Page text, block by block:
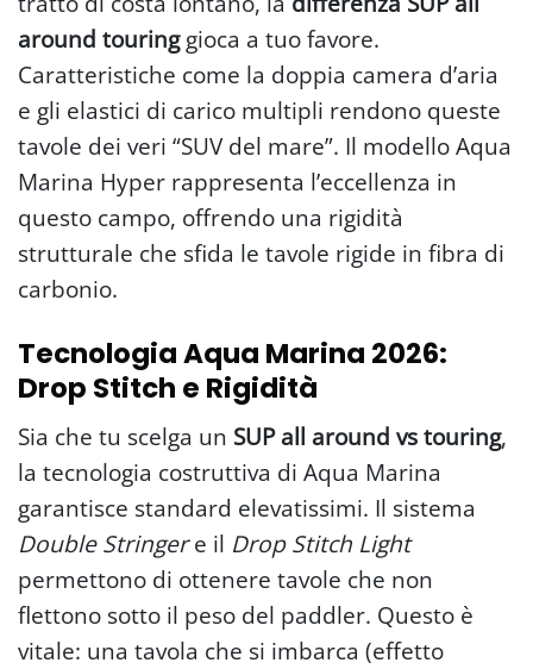
around touringgioca a tuo favore.
Caratteristiche come la doppia camera d’aria
e gli elastici di carico multipli rendono queste
tavole dei veri “SUV del mare”. Il modello Aqua
Marina Hyper rappresenta l’eccellenza in
questo campo, offrendo una rigidità
strutturale che sfida le tavole rigide in fibra di
carbonio.
Tecnologia Aqua Marina 2026:
Drop Stitch e Rigidità
Sia che tu scelga un SUP all around vs touring,
la tecnologia costruttiva di Aqua Marina
garantisce standard elevatissimi. Il sistema
Double Stringere il Drop Stitch Light
permettono di ottenere tavole che non
flettono sotto il peso del paddler. Questo è
vitale: una tavola che si imbarca (effetto